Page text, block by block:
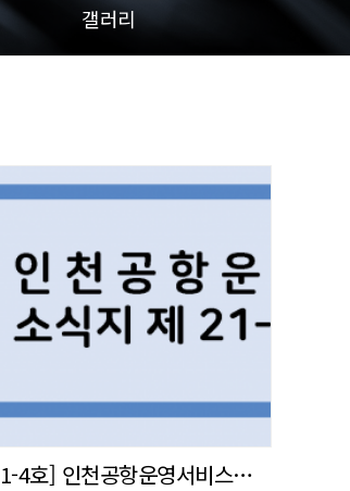
갤러리
[2021-4호] 인천공항운영서비스㈜ 사내 소식지 발간